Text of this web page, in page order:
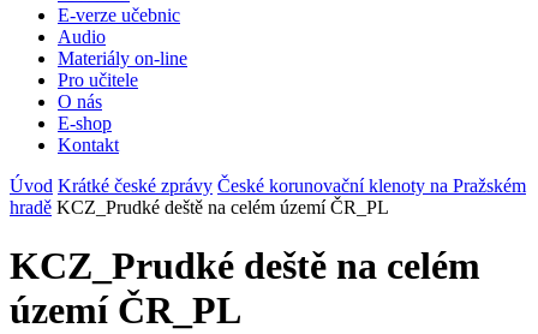
E-verze učebnic
Audio
Materiály on-line
Pro učitele
O nás
E-shop
Kontakt
Úvod Krátké české zprávy České korunovační klenoty na Pražském
hradě KCZ_Prudké deště na celém území ČR_PL
KCZ_Prudké deště na celém
území ČR_PL